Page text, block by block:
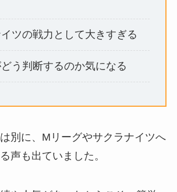
ツの戦力として大きすぎる
う判断するのか気になる
別に、Mリーグやサクラナイツへ
声も出ていました。